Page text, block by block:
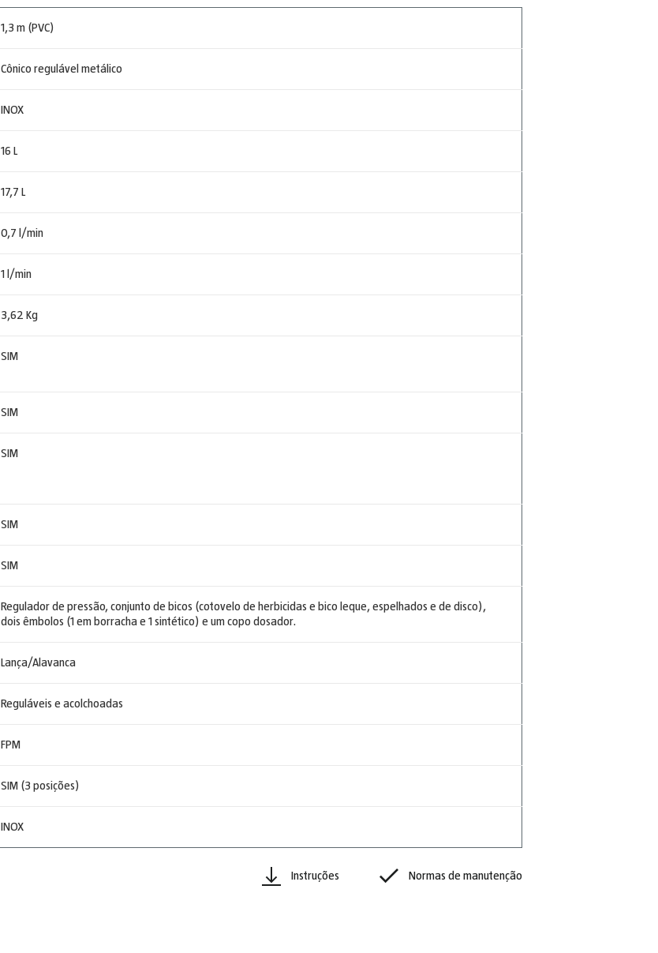
1,3 m (PVC)
Cônico regulável metálico
INOX
16 L
17,7 L
0,7 l/min
1 l/min
3,62 Kg
SIM
SIM
SIM
SIM
SIM
Regulador de pressão, conjunto de bicos (cotovelo de herbicidas e bico leque, espelhados e de disco),
dois êmbolos (1 em borracha e 1 sintético) e um copo dosador.
Lança/Alavanca
Reguláveis e acolchoadas
FPM
SIM (3 posições)
INOX
Instruções Normas de manutenção